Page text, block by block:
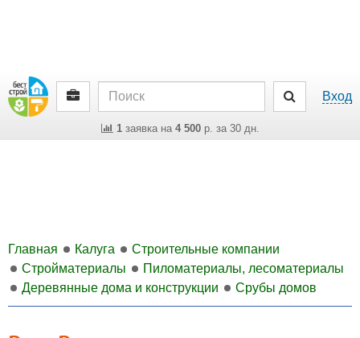
Вход
1заявка на 4 500р. за 30 дн.
Главная Калуга
Строительные компании
Стройматериалы
Пиломатериалы, лесоматериалы
Деревянные дома и конструкции
Срубы домов